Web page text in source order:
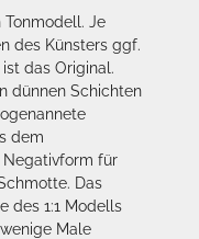
Tonmodell. Je
des Künsters ggf.
das Original.
dünnen Schichten
dem
für
Das
des 1:1 Modells
Male